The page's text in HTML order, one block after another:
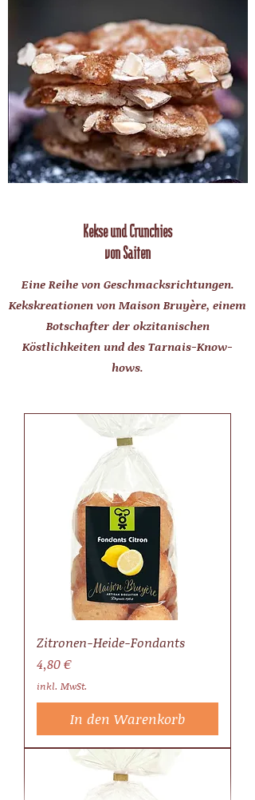
Kekse und Crunchies
von Saiten
Eine Reihe von Geschmacksrichtungen.
Kekskreationen von Maison Bruyère, einem
Botschafter der okzitanischen
Köstlichkeiten und des Tarnais-Know-
hows.
Zitronen-Heide-Fondants
Preis
4,80 €
inkl. MwSt.
In den Warenkorb